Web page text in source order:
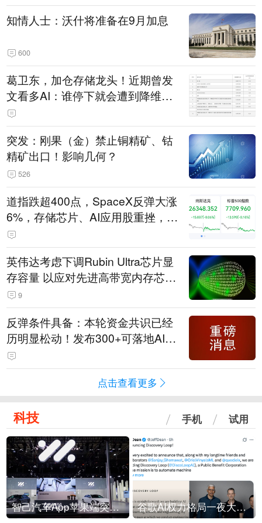
知情人士：沃什将准备在9月加息
600
葛卫东，加仓存储龙头！近期曾发
文看多AI：谁停下就会遭到降维打
击
突发：刚果（金）禁止铜精矿、钴
精矿出口！影响几何？
526
道指跌超400点，SpaceX反弹大涨
6%，存储芯片、AI应用股重挫，西
部数据跌超13%，国际油价走强
英伟达考虑下调Rubin Ultra芯片显
存容量 以应对先进高带宽内存芯片
短缺问题
9
反弹条件具备：本轮资金共识已经
历明显松动！发布300+可落地AI应
用；跨境支付+AI智能体；密码安全
主力军
点击查看更多
科技 手机 试用
智己汽车App苹果端突然“下架” 谷歌AI权力格局一夜大洗牌